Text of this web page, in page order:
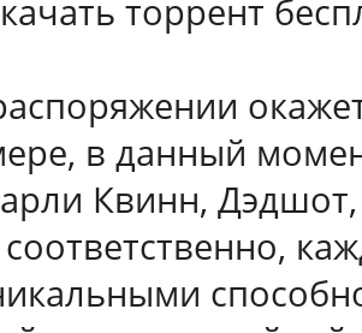
торрент
в данный
Квинн,